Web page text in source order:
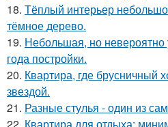
18. Тёплый интерьер
тёмное дерево.
19. Небольшая, но невероятно
года постройки.
20. Квартира, где брусничный
звездой.
21. Разные стулья - один из